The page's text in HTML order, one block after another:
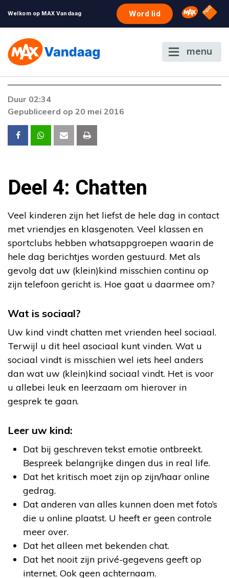
Welkom op MAX Vandaag Word lid Omroep
NPO
menu
Duur 02:34
Gepubliceerd op 20 mei 2016
Deel 4: Chatten
Veel kinderen zijn het liefst de hele dag in contact
met vriendjes en klasgenoten. Veel klassen en
sportclubs hebben whatsappgroepen waarin de
hele dag berichtjes worden gestuurd. Met als
gevolg dat uw (klein)kind misschien continu op
zijn telefoon gericht is. Hoe gaat u daarmee om?
Wat is sociaal?
Uw kind vindt chatten met vrienden heel sociaal.
Terwijl u dit heel asociaal kunt vinden. Wat u
sociaal vindt is misschien wel iets heel anders
dan wat uw (klein)kind sociaal vindt. Het is voor
u allebei leuk en leerzaam om hierover in
gesprek te gaan.
Leer uw kind:
Dat bij geschreven tekst emotie ontbreekt.
Bespreek belangrijke dingen dus in real life.
Dat het kritisch moet zijn op zijn/haar online
gedrag.
Dat anderen van alles kunnen doen met foto’s
die u online plaatst. U heeft er geen controle
meer over.
Dat het alleen met bekenden chat.
Dat het nooit zijn privé-gegevens geeft op
internet. Ook geen achternaam.